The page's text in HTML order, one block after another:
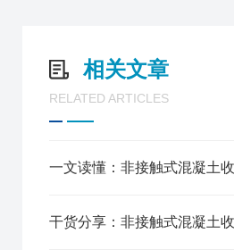
相关文章
RELATED ARTICLES